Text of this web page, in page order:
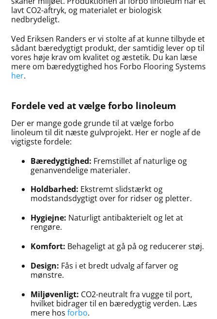
lavt CO2-aftryk, og materialet er biologisk
nedbrydeligt.
Ved Eriksen Randers er vi stolte af at kunne tilbyde et
sådant bæredygtigt produkt, der samtidig lever op til
vores høje krav om kvalitet og æstetik. Du kan læse
mere om bæredygtighed hos Forbo Flooring Systems
her.
Fordele ved at vælge forbo linoleum
Der er mange gode grunde til at vælge forbo
linoleum til dit næste gulvprojekt. Her er nogle af de
vigtigste fordele:
Bæredygtighed: Fremstillet af naturlige og
genanvendelige materialer.
Holdbarhed: Ekstremt slidstærkt og
modstandsdygtigt over for ridser og pletter.
Hygiejne: Naturligt antibakterielt og let at
rengøre.
Komfort: Behageligt at gå på og reducerer støj.
Design: Fås i et bredt udvalg af farver og
mønstre.
Miljøvenligt: CO2-neutralt fra vugge til port,
hvilket bidrager til en bæredygtig verden. Læs
mere hos forbo.